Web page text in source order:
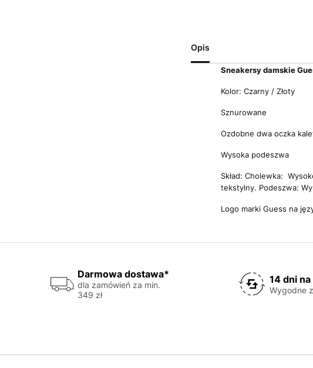
Opis
Sneakersy damskie
Kolor: Czarny / Złoty
Sznurowane
Ozdobne dwa oczka
Wysoka podeszwa
Skład: Cholewka:
tekstylny. Podeszwa:
Logo marki Guess na
Darmowa dostawa*
dla zamówień za min.
349 zł
14 dni
Wygodne